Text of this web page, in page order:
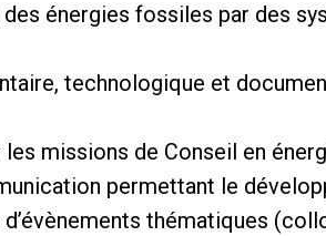
énergies fossiles par des
technologique et
missions de Conseil en
permettant le
thématiques